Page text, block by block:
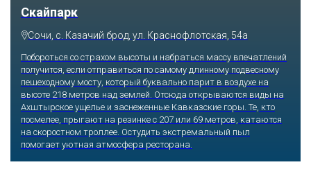
Скайпарк
Сочи, с. Казачий брод, ул. Краснофлотская, 54а
Побороться со страхом высоты и набраться массу впечатлений
получится, если отправиться по самому длинному подвесному
пешеходному мосту, который буквально парит в воздухе на
высоте 218 метров над землей. Отсюда открываются виды на
Ахштырское ущелье и заснеженные Кавказские горы. Те, кто
посмелее, прыгают на резинке с 207 или 69 метров, катаются
на скоростном троллее. Остудить экстремальный пыл
помогает уютная атмосфера ресторана.